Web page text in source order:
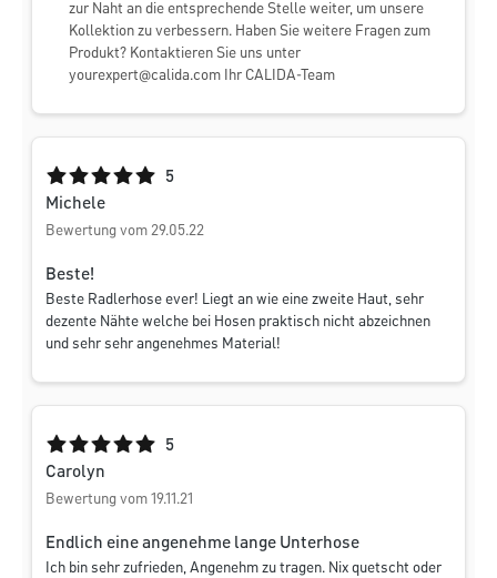
zur Naht an die entsprechende Stelle weiter, um unsere
Kollektion zu verbessern. Haben Sie weitere Fragen zum
Produkt? Kontaktieren Sie uns unter
yourexpert@calida.com Ihr CALIDA-Team
Durchschnittliche Bewertung von 5 von 5 Sternen
5
Michele
Bewertung vom 29.05.22
Beste!
Beste Radlerhose ever! Liegt an wie eine zweite Haut, sehr
dezente Nähte welche bei Hosen praktisch nicht abzeichnen
und sehr sehr angenehmes Material!
Durchschnittliche Bewertung von 5 von 5 Sternen
5
Carolyn
Bewertung vom 19.11.21
Endlich eine angenehme lange Unterhose
Ich bin sehr zufrieden, Angenehm zu tragen. Nix quetscht oder